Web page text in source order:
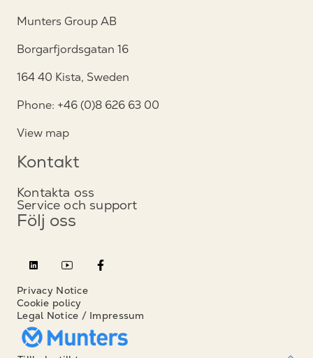
Munters Group AB
Borgarfjordsgatan 16
164 40 Kista, Sweden
Phone: +46 (0)8 626 63 00
View map
Kontakt
Kontakta oss
Service och support
Följ oss
Privacy Notice
Cookie policy
Legal Notice / Impressum